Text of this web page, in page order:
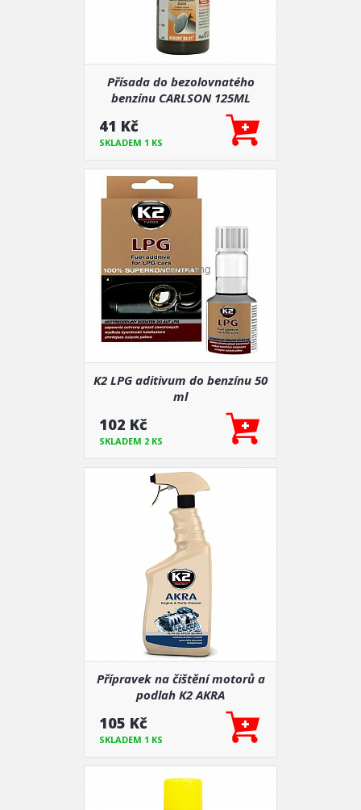
Přísada do bezolovnatého
benzínu CARLSON 125ML
41 Kč
SKLADEM 1 KS
K2 LPG aditivum do benzínu 50
ml
102 Kč
SKLADEM 2 KS
Přípravek na čištění motorů a
podlah K2 AKRA
105 Kč
SKLADEM 1 KS